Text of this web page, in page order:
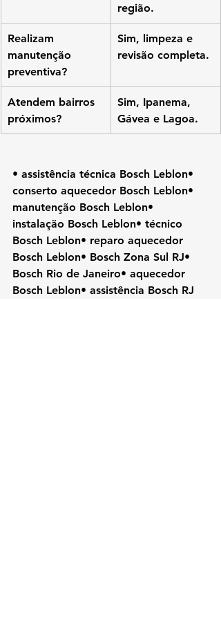
região.
Realizam
manutenção
preventiva?
Sim, limpeza e
revisão completa.
Atendem bairros
próximos?
Sim, Ipanema,
Gávea e Lagoa.
• assistência técnica Bosch Leblon•
conserto aquecedor Bosch Leblon•
manutenção Bosch Leblon•
instalação Bosch Leblon• técnico
Bosch Leblon• reparo aquecedor
Bosch Leblon• Bosch Zona Sul RJ•
Bosch Rio de Janeiro• aquecedor
Bosch Leblon• assistência Bosch RJ